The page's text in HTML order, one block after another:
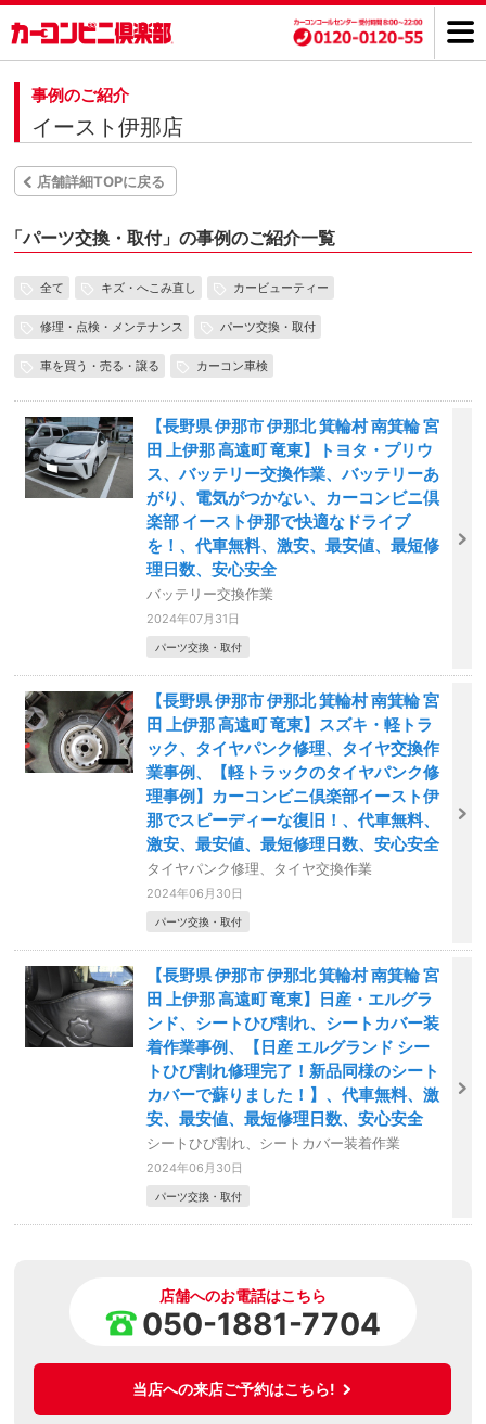
事例のご紹介
イースト伊那店
店舗詳細TOPに戻る
「パーツ交換・取付」の事例のご紹介一覧
全て キズ・へこみ直し カービューティー
修理・点検・メンテナンス パーツ交換・取付
車を買う・売る・譲る カーコン車検
【長野県 伊那市 伊那北 箕輪村 南箕輪 宮
田 上伊那 高遠町 竜東】トヨタ・プリウ
ス、バッテリー交換作業、バッテリーあ
がり、電気がつかない、カーコンビニ倶
楽部 イースト伊那で快適なドライブ
を！、代車無料、激安、最安値、最短修
理日数、安心安全
バッテリー交換作業
2024年07月31日
パーツ交換・取付
【長野県 伊那市 伊那北 箕輪村 南箕輪 宮
田 上伊那 高遠町 竜東】スズキ・軽トラ
ック、タイヤパンク修理、タイヤ交換作
業事例、【軽トラックのタイヤパンク修
理事例】カーコンビニ倶楽部イースト伊
那でスピーディーな復旧！、代車無料、
激安、最安値、最短修理日数、安心安全
タイヤパンク修理、タイヤ交換作業
2024年06月30日
パーツ交換・取付
【長野県 伊那市 伊那北 箕輪村 南箕輪 宮
田 上伊那 高遠町 竜東】日産・エルグラ
ンド、シートひび割れ、シートカバー装
着作業事例、【日産 エルグランド シー
トひび割れ修理完了！新品同様のシート
カバーで蘇りました！】、代車無料、激
安、最安値、最短修理日数、安心安全
シートひび割れ、シートカバー装着作業
2024年06月30日
パーツ交換・取付
店舗へのお電話はこちら
050-1881-7704
当店への来店ご予約はこちら!